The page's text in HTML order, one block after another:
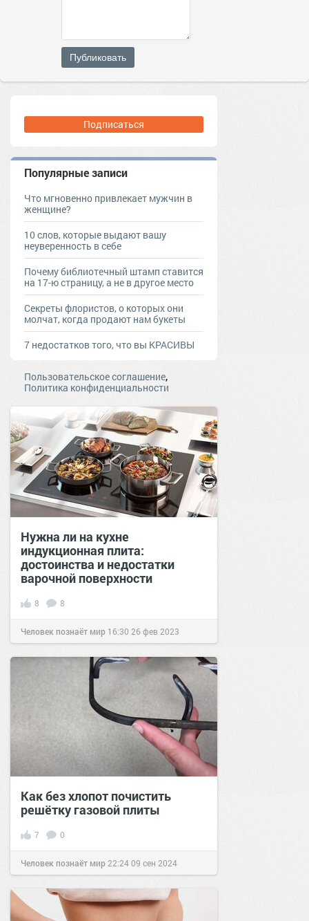
Публиковать
Подписаться
Популярные записи
Что мгновенно привлекает мужчин в
женщине?
10 слов, которые выдают вашу
неуверенность в себе
Почему библиотечный штамп ставится
на 17-ю страницу, а не в другое место
Секреты флористов, о которых они
молчат, когда продают нам букеты
7 недостатков того, что вы КРАСИВЫ
Пользовательское соглашение,
Политика конфиденциальности
Нужна ли на кухне
индукционная плита:
достоинства и недостатки
варочной поверхности
8 8
Человек познаёт мир 16:30 26 фев 2023
Как без хлопот почистить
решётку газовой плиты
7 0
Человек познаёт мир 22:2409 сен 2024